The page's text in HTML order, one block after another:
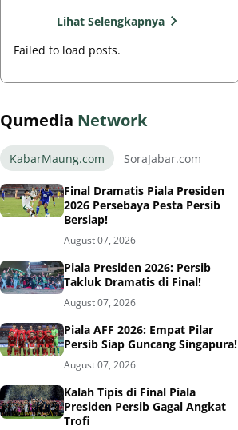
Lihat Selengkapnya
Failed to load posts.
Qumedia Network
KabarMaung.com SoraJabar.com
Final Dramatis Piala Presiden
2026 Persebaya Pesta Persib
Bersiap!
August 07, 2026
Piala Presiden 2026: Persib
Takluk Dramatis di Final!
August 07, 2026
Piala AFF 2026: Empat Pilar
Persib Siap Guncang Singapura!
August 07, 2026
Kalah Tipis di Final Piala
Presiden Persib Gagal Angkat
Trofi